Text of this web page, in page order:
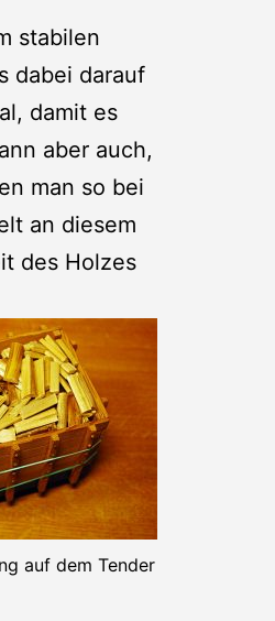
stabilen
dabei darauf
damit es
aber auch,
man so bei
an diesem
des Holzes
auf dem Tender